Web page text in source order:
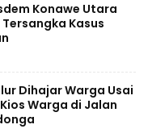
Konawe Utara
Kasus
Dihajar Warga Usai
Warga di Jalan